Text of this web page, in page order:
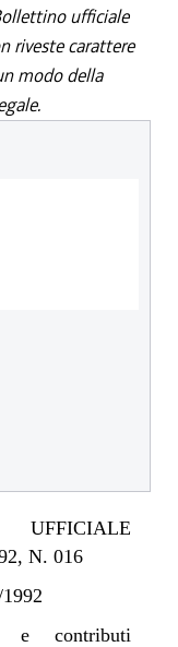
ufficiale
riveste carattere
modo della
N. 016
e contributi